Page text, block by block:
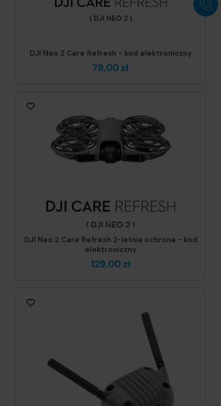
DJI Neo 2 Care Refresh - kod elektroniczny
79,00 zł
DJI Neo 2 Care Refresh 2-letnia ochrona - kod
elektroniczny
129,00 zł